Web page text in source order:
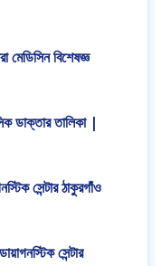
মেডিসিন বিশেষজ্ঞ
ডাক্তার তালিকা |
সেন্টার ঠাকুরগাঁও
সেন্টার